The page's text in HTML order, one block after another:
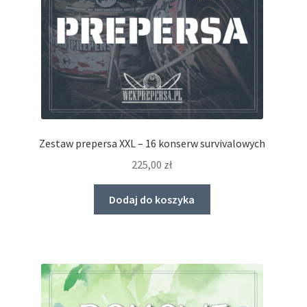
Zestaw prepersa XXL – 16 konserw survivalowych
225,00 zł
Dodaj do koszyka